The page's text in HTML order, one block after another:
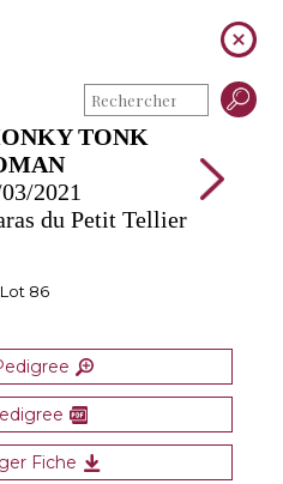
TONK
2021
du Petit Tellier
Fiche